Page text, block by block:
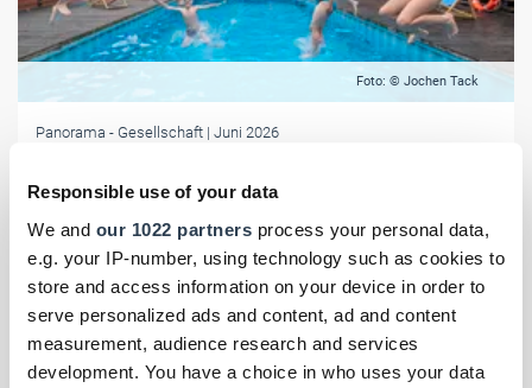
Responsible use of your data
We and our 1022 partners process your personal data,
e.g. your IP-number, using technology such as cookies to
store and access information on your device in order to
serve personalized ads and content, ad and content
measurement, audience research and services
development. You have a choice in who uses your data
Foto: © Jochen Tack
Panorama - Gesellschaft | Juni 2026
Im Jahr 2001 von den Künstlern Dirk Paschke und Daniel Milohnic
erschaffen, steht der blaue Pool, umrahmt von der
Industriearchitektur der Zeche Zollverein, für den Strukturwandel im
Ruhrgebiet.